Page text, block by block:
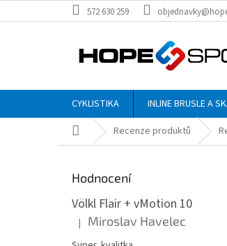
na
572 630 259
CYKLISTIKA INLINE BRUSLE A
Domů Recenze produktů
Hodnocení
Völkl Flair + vMotion 10
Hodnocení produktu je 5 z 5 hvězdiček.
| Miroslav Havelec